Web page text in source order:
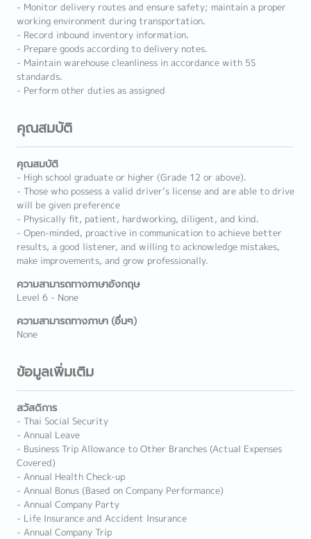
- Monitor delivery routes and ensure safety; maintain a proper
working environment during transportation.
- Record inbound inventory information.
- Prepare goods according to delivery notes.
- Maintain warehouse cleanliness in accordance with 5S
standards.
- Perform other duties as assigned
คุณสมบัติ
คุณสมบัติ
- High school graduate or higher (Grade 12 or above).
- Those who possess a valid driver’s license and are able to drive
will be given preference
- Physically fit, patient, hardworking, diligent, and kind.
- Open-minded, proactive in communication to achieve better
results, a good listener, and willing to acknowledge mistakes,
make improvements, and grow professionally.
ความสามารถทางภาษาอังกฤษ
Level 6 - None
ความสามารถทางภาษา (อื่นๆ)
None
ข้อมูลเพิ่มเติม
สวัสดิการ
- Thai Social Security
- Annual Leave
- Business Trip Allowance to Other Branches (Actual Expenses
Covered)
- Annual Health Check-up
- Annual Bonus (Based on Company Performance)
- Annual Company Party
- Life Insurance and Accident Insurance
- Annual Company Trip